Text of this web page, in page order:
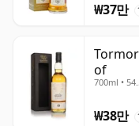
₩37만
of
700ml •
₩38만